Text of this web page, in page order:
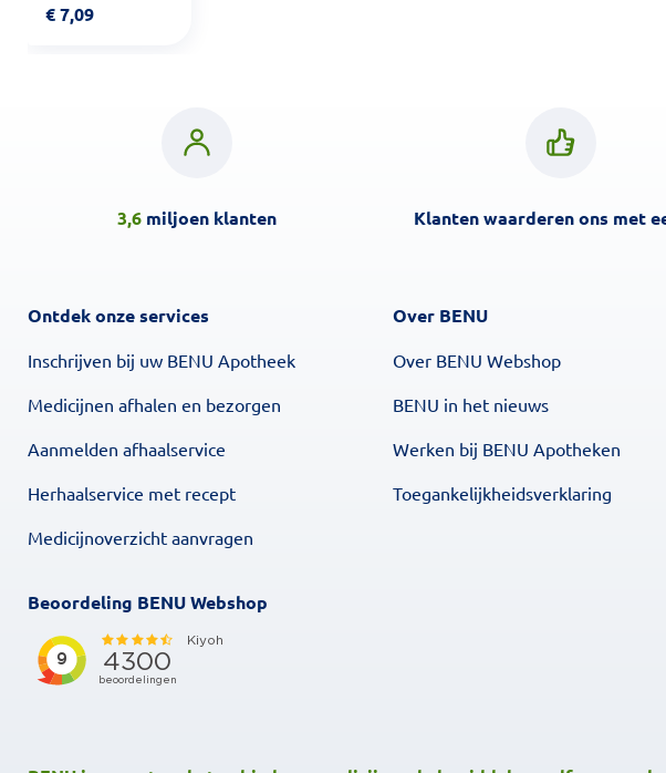
€7,09
3,6 miljoen klanten Klanten waarderen ons met
Ontdek onze services
Inschrijven bij uw BENU Apotheek
Medicijnen afhalen en bezorgen
Aanmelden afhaalservice
Herhaalservice met recept
Medicijnoverzicht aanvragen
Beoordeling BENU Webshop
Over BENU
Over BENU Webshop
BENU in het nieuws
Werken bij BENU Apotheken
Toegankelijkheidsverklaring